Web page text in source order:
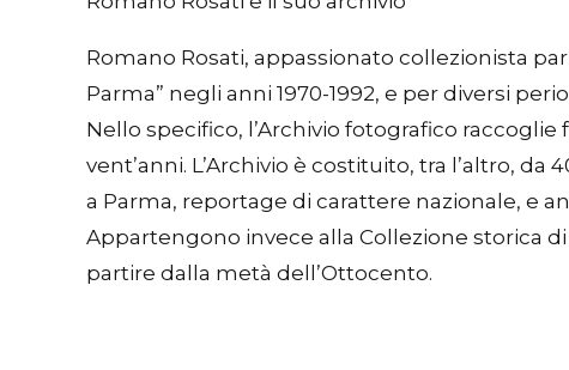
Romano Rosati, appassionato collezionista
Parma” negli anni 1970-1992, e per diversi
Nello specifico, l’Archivio fotografico
vent’anni. L’Archivio è costituito, tra l’altro,
a Parma, reportage di carattere nazionale, e
Appartengono invece alla Collezione storica
partire dalla metà dell’Ottocento.